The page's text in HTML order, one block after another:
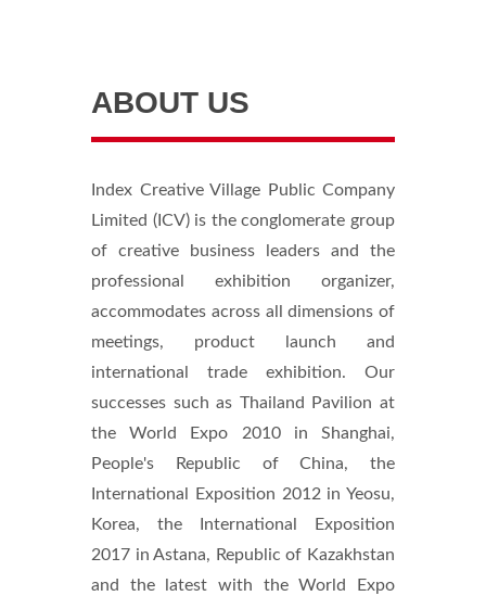
ABOUT US
Index Creative Village Public Company
Limited (ICV) is the conglomerate group
of creative business leaders and the
professional exhibition organizer,
accommodates across all dimensions of
meetings, product launch and
international trade exhibition. Our
successes such as Thailand Pavilion at
the World Expo 2010 in Shanghai,
People's Republic of China, the
International Exposition 2012 in Yeosu,
Korea, the International Exposition
2017 in Astana, Republic of Kazakhstan
and the latest with the World Expo